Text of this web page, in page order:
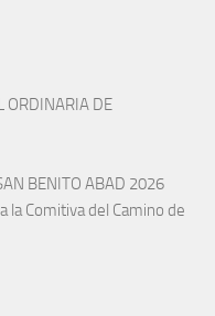
ORDINARIA DE
BENITO ABAD 2026
la Comitiva del Camino de